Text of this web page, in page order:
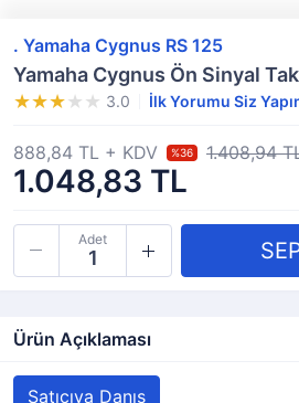
. Yamaha Cygnus RS 125
Yamaha Cygnus Ön Sinyal
3.0 İlk Yorumu Siz
1.048,83 TL
888,84 TL + KDV %36 1.408,94
Adet
Ürün Açıklaması
Satıcıya Danış